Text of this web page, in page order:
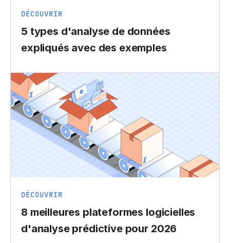
DÉCOUVRIR
5 types d'analyse de données
expliqués avec des exemples
DÉCOUVRIR
8 meilleures plateformes logicielles
d'analyse prédictive pour 2026